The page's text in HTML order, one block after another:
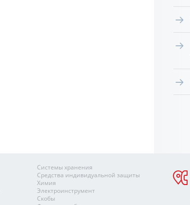
Системы хранения
Средства индивидуальной защиты
Химия
Электроинструмент
Скобы